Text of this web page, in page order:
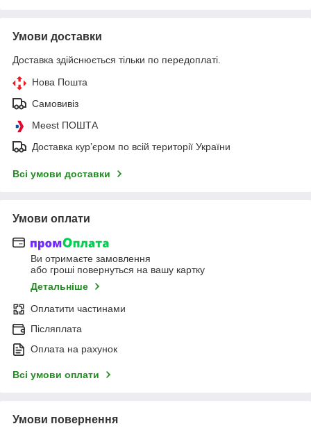
Умови доставки
Доставка здійснюється тільки по передоплаті.
Нова Пошта
Самовивіз
Meest ПОШТА
Доставка кур’єром по всій території України
Всі умови доставки
Умови оплати
Ви отримаєте замовлення
або гроші повернуться на вашу картку
Детальніше
Оплатити частинами
Післяплата
Оплата на рахунок
Всі умови оплати
Умови повернення